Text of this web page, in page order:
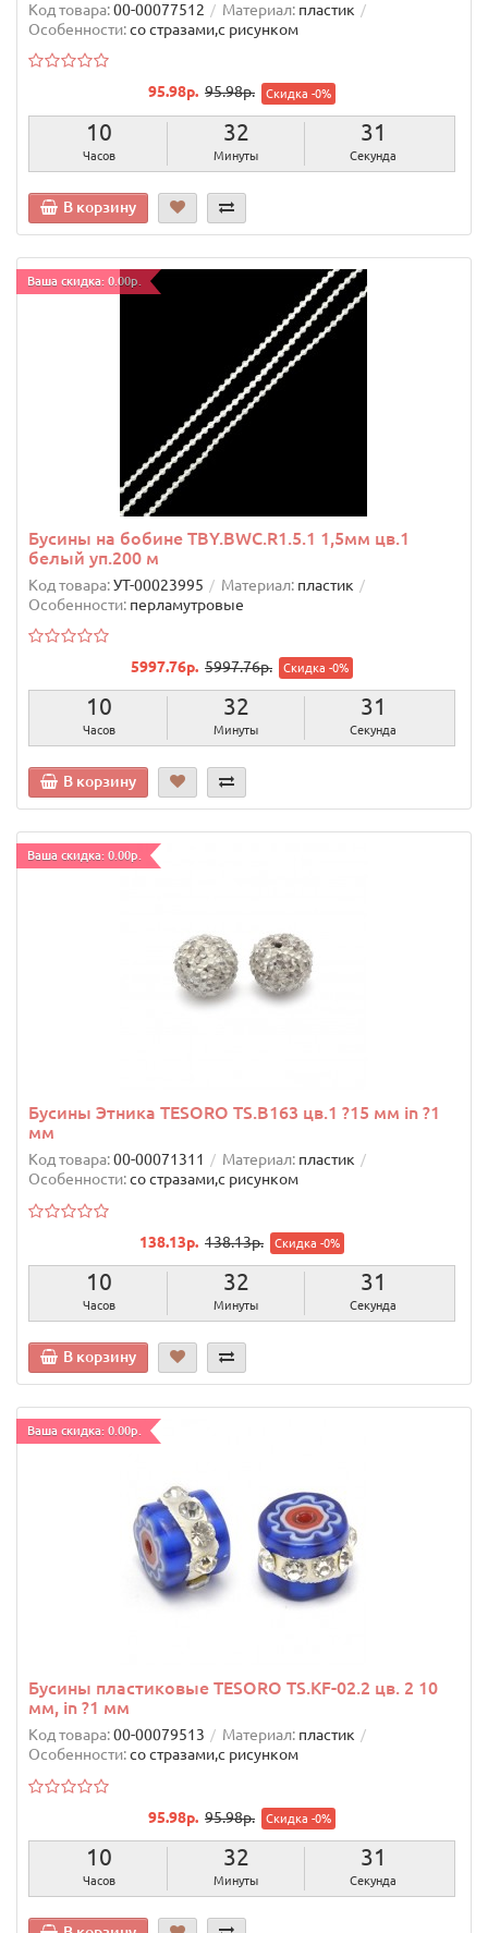
Код товара:00-00077512 Материал: пластик
Особенности:со стразами,с рисунком
95.98р. 95.98р. Скидка -0%
10
Часов
32
Минуты
30
Секунд
В корзину
Ваша скидка: 0.00р.
Бусины на бобине TBY.BWC.R1.5.1 1,5мм цв.1
белый уп.200 м
Код товара:УТ-00023995 Материал: пластик
Особенности: перламутровые
5997.76р. 5997.76р. Скидка -0%
10
Часов
32
Минуты
30
Секунд
В корзину
Ваша скидка: 0.00р.
Бусины Этника TESORO TS.B163 цв.1 ?15 мм in ?1
мм
Код товара:00-00071311 Материал: пластик
Особенности:со стразами,с рисунком
138.13р. 138.13р. Скидка -0%
10
Часов
32
Минуты
30
Секунд
В корзину
Ваша скидка: 0.00р.
Бусины пластиковые TESORO TS.KF-02.2 цв. 2 10
мм, in ?1 мм
Код товара:00-00079513 Материал: пластик
Особенности:со стразами,с рисунком
95.98р. 95.98р. Скидка -0%
10
Часов
32
Минуты
30
Секунд